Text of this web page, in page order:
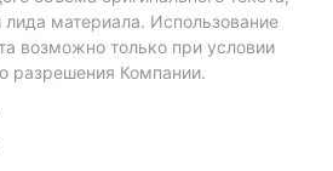
лида материала. Использование
возможно только при условии
разрешения Компании.